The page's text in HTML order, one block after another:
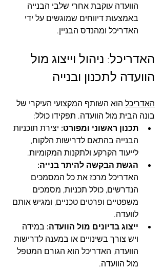
הוועדה עוקבת אחרי שלבי הבנייה
באמצעות דיווחים שמוגשים על ידי
האדריכל ומהנדס הבניין.
האדריכל: ניהול וייצוג מול
הוועדה לתכנון ובנייה
האדריכל הוא השותף המקצועי העיקרי של
בונה הבית מול הוועדה. תפקידו כולל:
תכנון ראשוני ומפורט: יצירת תוכניות
הבנייה בהתאם לדרישות הלקוח,
לייעוד הקרקע ולתקנות המקומיות.
הגשת הבקשה להיתר בנייה:
האדריכל מרכז את כל המסמכים
הנדרשים, כולל תכניות, מסמכים
משפטיים ופרטים טכניים, ומגיש אותם
לוועדה.
ייצוג בדיונים מול הוועדה: במידה
ויש צורך בשינויים או במענה לדרישות
הוועדה, האדריכל הוא הגורם המטפל
מול הוועדה.